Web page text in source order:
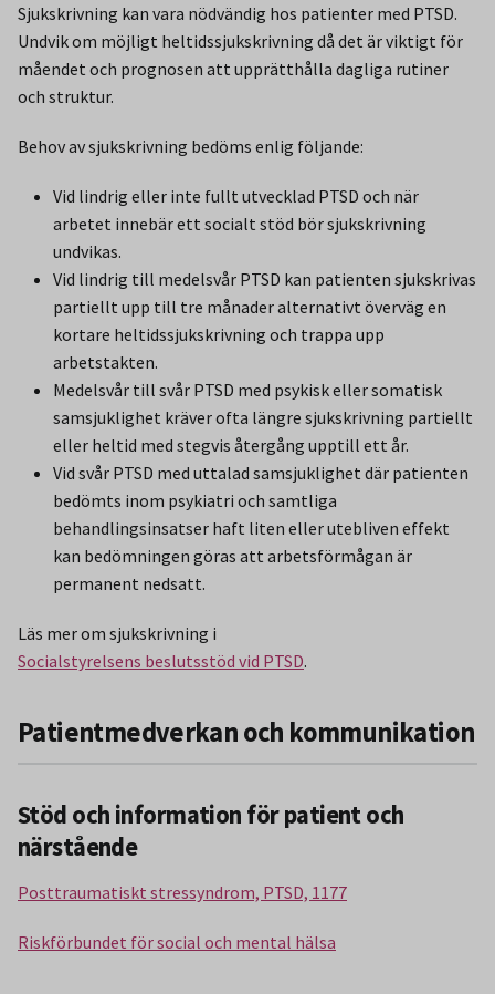
Sjukskrivning kan vara nödvändig hos patienter med PTSD.
Undvik om möjligt heltidssjukskrivning då det är viktigt för
måendet och prognosen att upprätthålla dagliga rutiner
och struktur.
Behov av sjukskrivning bedöms enlig följande:
Vid lindrig eller inte fullt utvecklad PTSD och när
arbetet innebär ett socialt stöd bör sjukskrivning
undvikas.
Vid lindrig till medelsvår PTSD kan patienten sjukskrivas
partiellt upp till tre månader alternativt överväg en
kortare heltidssjukskrivning och trappa upp
arbetstakten.
Medelsvår till svår PTSD med psykisk eller somatisk
samsjuklighet kräver ofta längre sjukskrivning partiellt
eller heltid med stegvis återgång upptill ett år.
Vid svår PTSD med uttalad samsjuklighet där patienten
bedömts inom psykiatri och samtliga
behandlingsinsatser haft liten eller utebliven effekt
kan bedömningen göras att arbetsförmågan är
permanent nedsatt.
Läs mer om sjukskrivning i
Socialstyrelsens beslutsstöd vid PTSD.
Patientmedverkan och kommunikation
Stöd och information för patient och
närstående
Posttraumatiskt stressyndrom, PTSD, 1177
Riskförbundet för social och mental hälsa